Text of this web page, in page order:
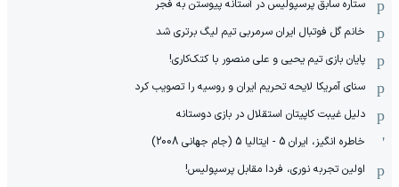
ستاره سابق پرسپولیس در آستانه پیوستن به فجر
خانم گل فوتبال ایران سرمربی تیم لیگ برتری شد
پایان بازی تیم یحیی و علی منصور با کتک‌کاری!
سنای آمریکا لایحه تحریم ایران و روسیه را تصویب کرد
دلیل غیبت کاپیتان استقلال در بازی دوستانه
خاطره انگیز، ایران 5 - ایتالیا 5 (جام جهانی 2008)
اولین تجربه نوری، فردا مقابل پرسپولیس!